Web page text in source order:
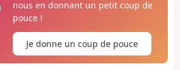
nous en donnant un petit coup de
pouce !
Je donne un coup de pouce